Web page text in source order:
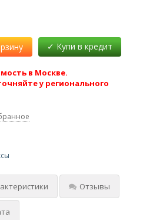
в Москве.
у регионального
Отзывы